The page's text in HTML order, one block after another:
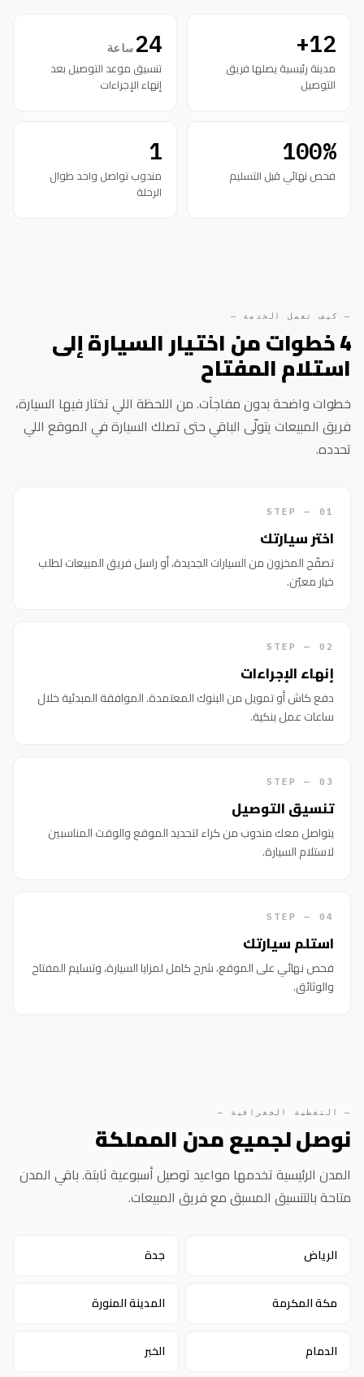
12+
مدينة رئيسية يصلها فريق
التوصيل
24 ساعة
تنسيق موعد التوصيل بعد
إنهاء الإجراءات
100%
فحص نهائي قبل التسليم
1
مندوب تواصل واحد طوال
الرحلة
— كيف تعمل الخدمة —
4 خطوات من اختيار السيارة إلى
استلام المفتاح
خطوات واضحة بدون مفاجآت. من اللحظة اللي تختار فيها السيارة،
فريق المبيعات يتولّى الباقي حتى تصلك السيارة في الموقع اللي
تحدده.
01 — STEP
اختر سيارتك
تصفّح المخزون من السيارات الجديدة، أو راسل فريق المبيعات لطلب
خيار معيّن.
02 — STEP
إنهاء الإجراءات
دفع كاش أو تمويل من البنوك المعتمدة. الموافقة المبدئية خلال
ساعات عمل بنكية.
03 — STEP
تنسيق التوصيل
يتواصل معك مندوب من كراء لتحديد الموقع والوقت المناسبين
لاستلام السيارة.
04 — STEP
استلم سيارتك
فحص نهائي على الموقع، شرح كامل لمزايا السيارة، وتسليم المفتاح
والوثائق.
— التغطية الجغرافية —
نوصل لجميع مدن المملكة
المدن الرئيسية تخدمها مواعيد توصيل أسبوعية ثابتة. باقي المدن
متاحة بالتنسيق المسبق مع فريق المبيعات.
الرياض جدة
مكة المكرمة المدينة المنورة
الدمام الخبر